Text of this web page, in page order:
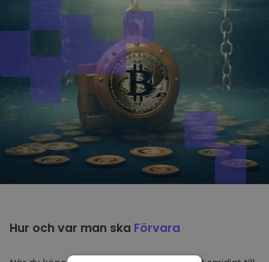
Hur och var man ska Förvara